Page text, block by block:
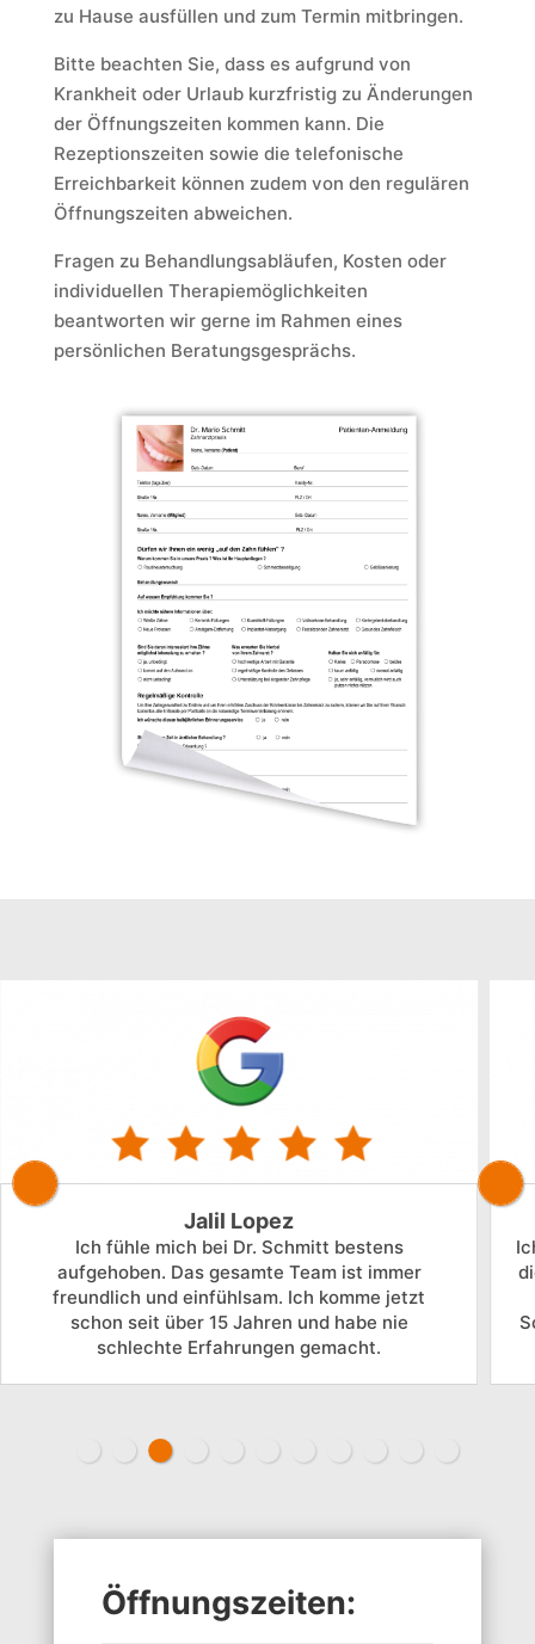
zu Hause ausfüllen und zum Termin mitbringen.
Bitte beachten Sie, dass es aufgrund von
Krankheit oder Urlaub kurzfristig zu Änderungen
der Öffnungszeiten kommen kann. Die
Rezeptionszeiten sowie die telefonische
Erreichbarkeit können zudem von den regulären
Öffnungszeiten abweichen.
Fragen zu Behandlungsabläufen, Kosten oder
individuellen Therapiemöglichkeiten
beantworten wir gerne im Rahmen eines
persönlichen Beratungsgesprächs.
Jalil Lopez
Ich fühle mich bei Dr. Schmitt bestens
aufgehoben. Das gesamte Team ist immer
freundlich und einfühlsam. Ich komme jetzt
schon seit über 15 Jahren und habe nie
schlechte Erfahrungen gemacht.
Öffnungs­zeiten: